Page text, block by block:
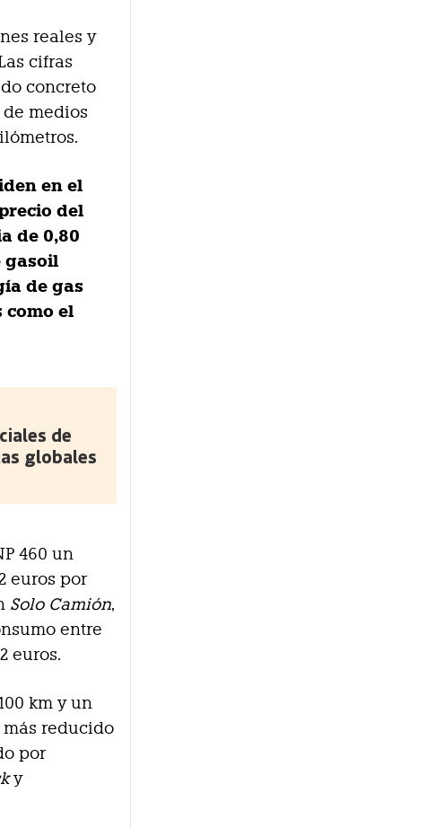
reales y
cifras
concreto
medios
en el
del
de 0,80
gasoil
de gas
como el
de
globales
460 un
euros por
Solo Camión,
entre
euros.
km y un
más reducido
por
y